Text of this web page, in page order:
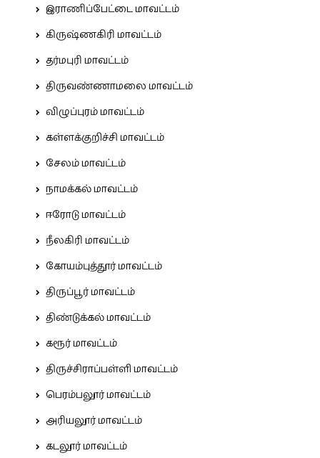
இராணிப்பேட்டை மாவட்டம்
கிருஷ்ணகிரி மாவட்டம்
தர்மபுரி மாவட்டம்
திருவண்ணாமலை மாவட்டம்
விழுப்புரம் மாவட்டம்
கள்ளக்குறிச்சி மாவட்டம்
சேலம் மாவட்டம்
நாமக்கல் மாவட்டம்
ஈரோடு மாவட்டம்
நீலகிரி மாவட்டம்
கோயம்புத்தூர் மாவட்டம்
திருப்பூர் மாவட்டம்
திண்டுக்கல் மாவட்டம்
கரூர் மாவட்டம்
திருச்சிராப்பள்ளி மாவட்டம்
பெரம்பலூர் மாவட்டம்
அரியலூர் மாவட்டம்
கடலூர் மாவட்டம்